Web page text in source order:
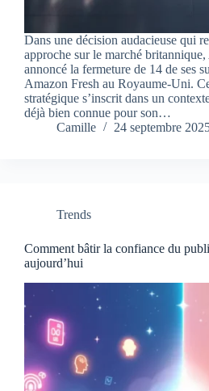
Dans une décision audacieuse qui
approche sur le marché britannique,
annoncé la fermeture de 14 de ses
Amazon Fresh au Royaume-Uni.
stratégique s’inscrit dans un
déjà bien connue pour son…
Camille
24 septembre
Trends
Comment bâtir la confiance du
aujourd’hui